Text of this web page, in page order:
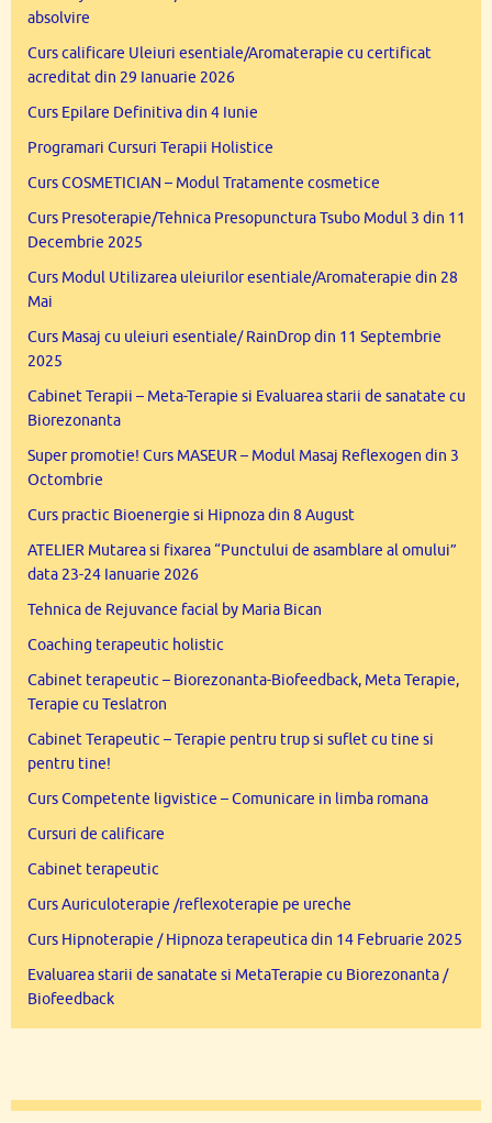
absolvire
Curs calificare Uleiuri esentiale/Aromaterapie cu certificat
acreditat din 29 Ianuarie 2026
Curs Epilare Definitiva din 4 Iunie
Programari Cursuri Terapii Holistice
Curs COSMETICIAN – Modul Tratamente cosmetice
Curs Presoterapie/Tehnica Presopunctura Tsubo Modul 3 din 11
Decembrie 2025
Curs Modul Utilizarea uleiurilor esentiale/Aromaterapie din 28
Mai
Curs Masaj cu uleiuri esentiale/ RainDrop din 11 Septembrie
2025
Cabinet Terapii – Meta-Terapie si Evaluarea starii de sanatate cu
Biorezonanta
Super promotie! Curs MASEUR – Modul Masaj Reflexogen din 3
Octombrie
Curs practic Bioenergie si Hipnoza din 8 August
ATELIER Mutarea si fixarea “Punctului de asamblare al omului”
data 23-24 Ianuarie 2026
Tehnica de Rejuvance facial by Maria Bican
Coaching terapeutic holistic
Cabinet terapeutic – Biorezonanta-Biofeedback, Meta Terapie,
Terapie cu Teslatron
Cabinet Terapeutic – Terapie pentru trup si suflet cu tine si
pentru tine!
Curs Competente ligvistice – Comunicare in limba romana
Cursuri de calificare
Cabinet terapeutic
Curs Auriculoterapie /reflexoterapie pe ureche
Curs Hipnoterapie / Hipnoza terapeutica din 14 Februarie 2025
Evaluarea starii de sanatate si MetaTerapie cu Biorezonanta /
Biofeedback